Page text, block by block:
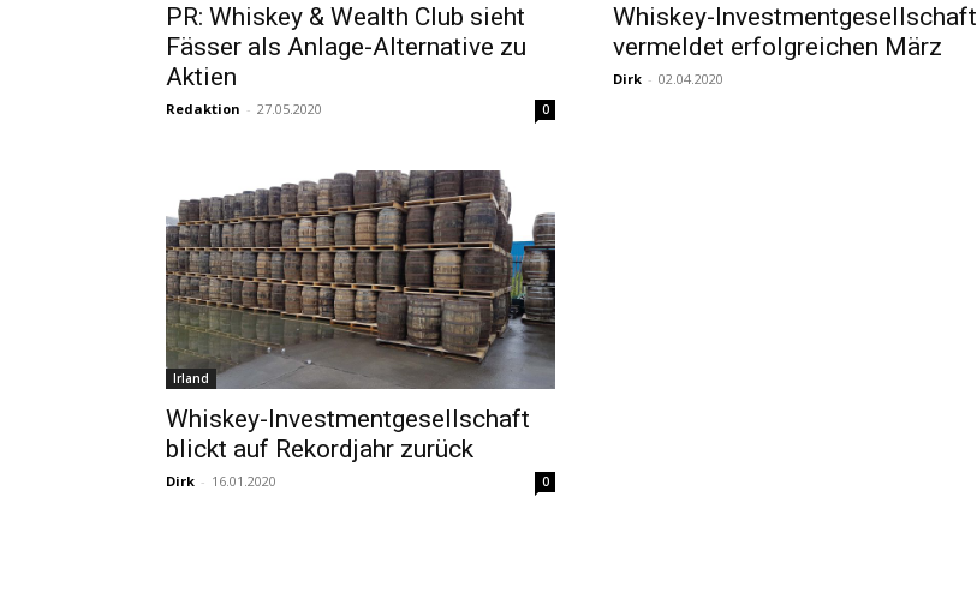
PR: Whiskey & Wealth Club sieht
Fässer als Anlage-Alternative zu
Aktien
Redaktion - 27.05.2020 0
Whiskey-Investmentgesellschaft
vermeldet erfolgreichen März
Dirk - 02.04.2020
Irland
Whiskey-Investmentgesellschaft
blickt auf Rekordjahr zurück
Dirk - 16.01.2020 0